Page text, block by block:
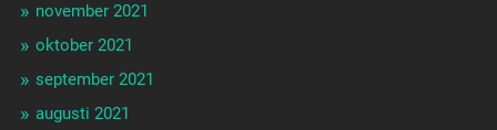
november 2021
oktober 2021
september 2021
augusti 2021